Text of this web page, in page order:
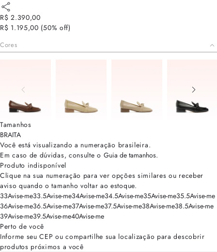
R$ 2.390,00
R$ 1.195,00 (50% off)
Cores
Tamanhos
BRAITA
Você está visualizando a numeração brasileira.
Em caso de dúvidas, consulte o Guia de tamanhos.
Produto indisponível
Clique na sua numeração para ver opções similares ou receber
aviso quando o tamanho voltar ao estoque.
33Avise-me33.5Avise-me34Avise-me34.5Avise-me35Avise-me35.5Avise-me
36Avise-me36.5Avise-me37Avise-me37.5Avise-me38Avise-me38.5Avise-me
39Avise-me39.5Avise-me40Avise-me
Perto de você
Informe seu CEP ou compartilhe sua localização para descobrir
produtos próximos a você